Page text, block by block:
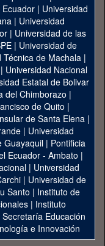
Ecuador | Universidad
| Universidad
| Universidad de las
| Universidad de
Técnica de Machala|
| Universidad Nacional
Estatal de Bolivar
del Chimborazo |
de Quito |
de Santa Elena|
| Universidad
Guayaquil| Pontificia
Ecuador - Ambato |
| Universidad
| Universidad de
Santo | Instituto de
| Instituto
Secretaría Educación
e Innovación